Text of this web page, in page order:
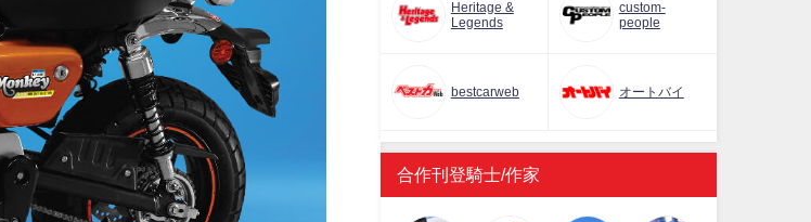
Heritage &
Legends
custom-
people
bestcarweb オートバイ
合作刊登騎士/作家